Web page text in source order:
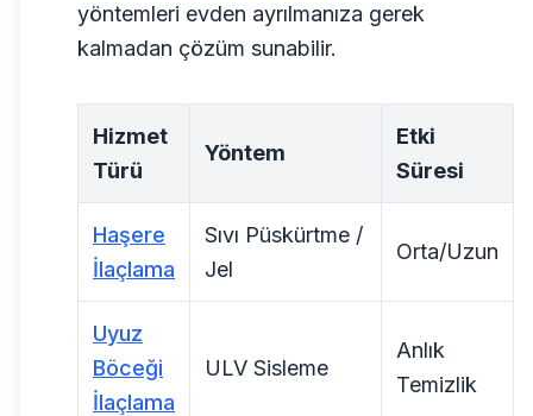
yöntemleri evden ayrılmanıza gerek
kalmadan çözüm sunabilir.
Hizmet
Türü
Yöntem
Etki
Süresi
Haşere
İlaçlama
Sıvı Püskürtme /
Jel
Orta/Uzun
Uyuz
Böceği
İlaçlama
ULV Sisleme
Anlık
Temizlik